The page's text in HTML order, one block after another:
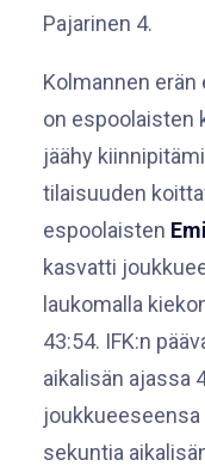
Pajarinen 4.
Kolmannen
on espoolaisten
jäähy
tilaisuuden
espoolaisten
kasvatti
laukomalla
43:54. IFK:n
aikalisän ajassa
joukkueeseensa
sekuntia